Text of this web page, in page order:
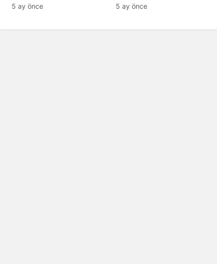
Patlama, Sirenler ve
5 ay önce
Avrupa’da Doğalgaz
5 ay önce